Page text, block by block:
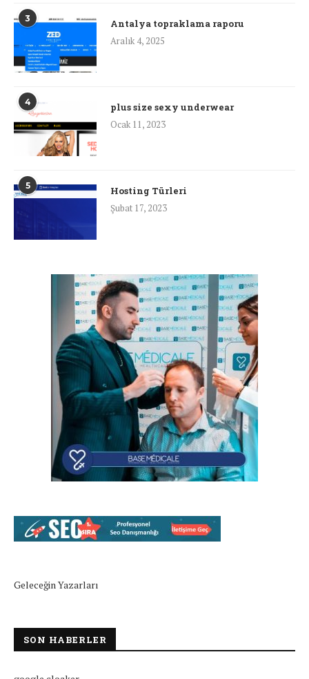
3
Antalya topraklama raporu
Aralık 4, 2025
4
plus size sexy underwear
Ocak 11, 2023
5
Hosting Türleri
Şubat 17, 2023
Geleceğin Yazarları
SON HABERLER